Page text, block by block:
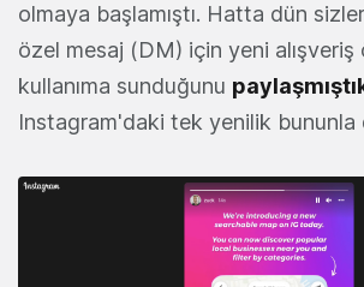
olmaya başlamıştı. Hatta dün
özel mesaj (DM) için yeni alışveriş
kullanıma sunduğunu
Instagram'daki tek yenilik bununla